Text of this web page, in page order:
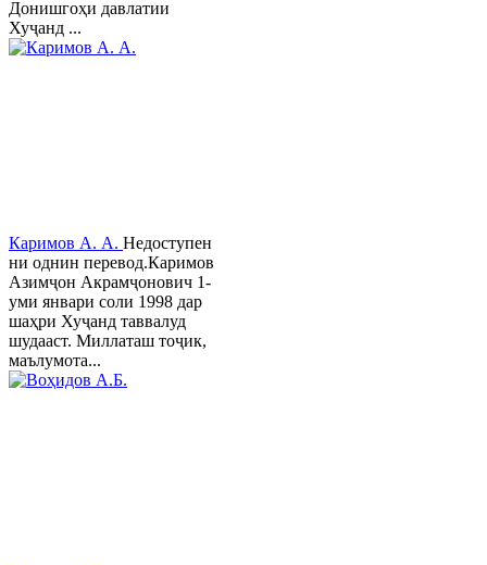
Донишгоҳи давлатии
Хуҷанд ...
Каримов А. А. Недоступен
ни однин перевод.Каримов
Азимҷон Акрамҷонович 1-
уми январи соли 1998 дар
шаҳри Хуҷанд таввалуд
шудааст. Миллаташ тоҷик,
маълумота...